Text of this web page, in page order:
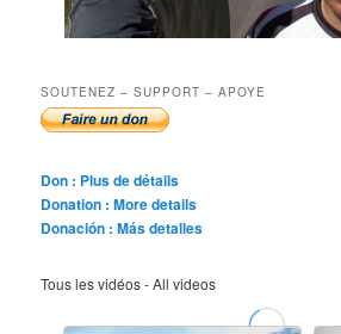
SOUTENEZ – SUPPORT – APOYE
Don : Plus de détails
Donation : More details
Donación : Más detalles
Tous les vidéos - All videos